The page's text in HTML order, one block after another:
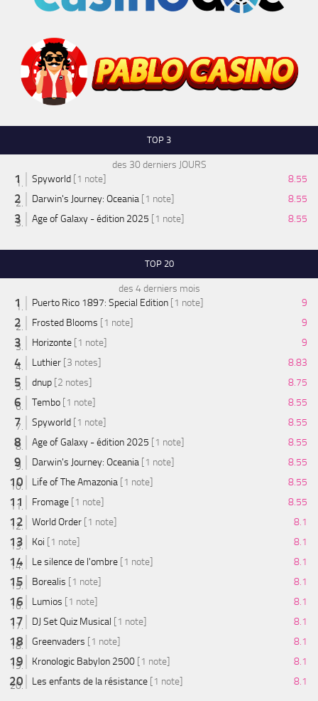
TOP 3
des 30 derniers JOURS
Spyworld [1 note]
8.55
Darwin's Journey: Oceania [1 note]
8.55
Age of Galaxy - édition 2025 [1 note] 8.55
TOP 20
des 4 derniers mois
Puerto Rico 1897: Special Edition [1 note]
9
Frosted Blooms [1 note]
9
Horizonte [1 note]
9
Luthier [3 notes]
8.83
dnup [2 notes]
8.75
Tembo [1 note]
8.55
Spyworld [1 note]
8.55
Age of Galaxy - édition 2025 [1 note]
8.55
Darwin's Journey: Oceania [1 note]
8.55
Life of The Amazonia [1 note]
8.55
Fromage [1 note]
8.55
World Order [1 note]
8.1
Koi [1 note]
8.1
Le silence de l'ombre [1 note]
8.1
Borealis [1 note]
8.1
Lumios [1 note]
8.1
DJ Set Quiz Musical [1 note]
8.1
Greenvaders [1 note]
8.1
Kronologic Babylon 2500 [1 note]
8.1
Les enfants de la résistance [1 note] 8.1